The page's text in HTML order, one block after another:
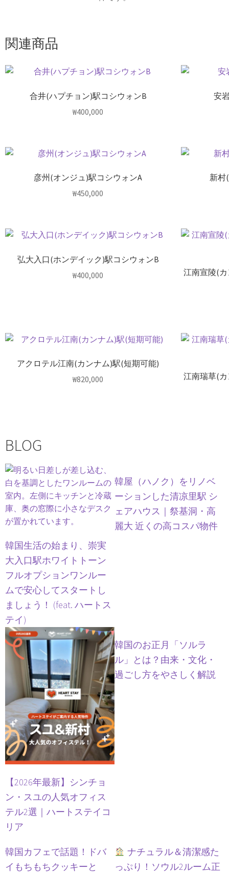
関連商品
合井(ハプチョン)駅コシウォンB
₩400,000
安
彦州(オンジュ)駅コシウォンA
₩450,000
新村
弘大入口(ホンデイック)駅コシウォンB
₩400,000 江南宣陵(
アクロテル江南(カンナム)駅(短期可能)
₩820,000 江南瑞草(
BLOG
韓国生活の始まり、崇実
大入口駅ホワイトトーン
フルオプションワンルー
ムで安心してスタートし
ましょう！ (feat. ハートス
テイ)
韓屋（ハノク）をリノベ
ーションした清凉里駅 シ
ェアハウス｜祭基洞・高
麗大 近くの高コスパ物件
【2026年最新】シンチョ
ン・スユの人気オフィス
テル2選｜ハートステイコ
リア
韓国のお正月「ソルラ
ル」とは？由来・文化・
過ごし方をやさしく解説
韓国カフェで話題！ドバ
イもちもちクッキーと
ナチュラル＆清潔感た
っぷり！ソウル2ルーム正